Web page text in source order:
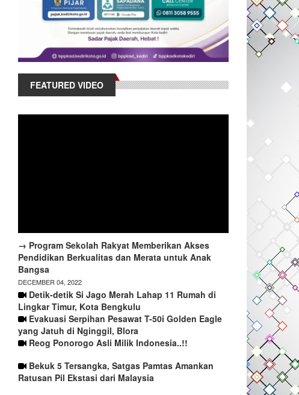
FEATURED VIDEO
→ Program Sekolah Rakyat Memberikan Akses
Pendidikan Berkualitas dan Merata untuk Anak
Bangsa
DECEMBER 04, 2022
Detik-detik Si Jago Merah Lahap 11 Rumah di
Lingkar Timur, Kota Bengkulu
Evakuasi Serpihan Pesawat T-50i Golden Eagle
yang Jatuh di Nginggil, Blora
Reog Ponorogo Asli Milik Indonesia..!!
Bekuk 5 Tersangka, Satgas Pamtas Amankan
Ratusan Pil Ekstasi dari Malaysia